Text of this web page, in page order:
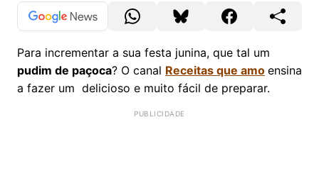
Para incrementar a sua festa junina, que tal um
pudim de paçoca? O canal Receitas que amo ensina
a fazer um delicioso e muito fácil de preparar.